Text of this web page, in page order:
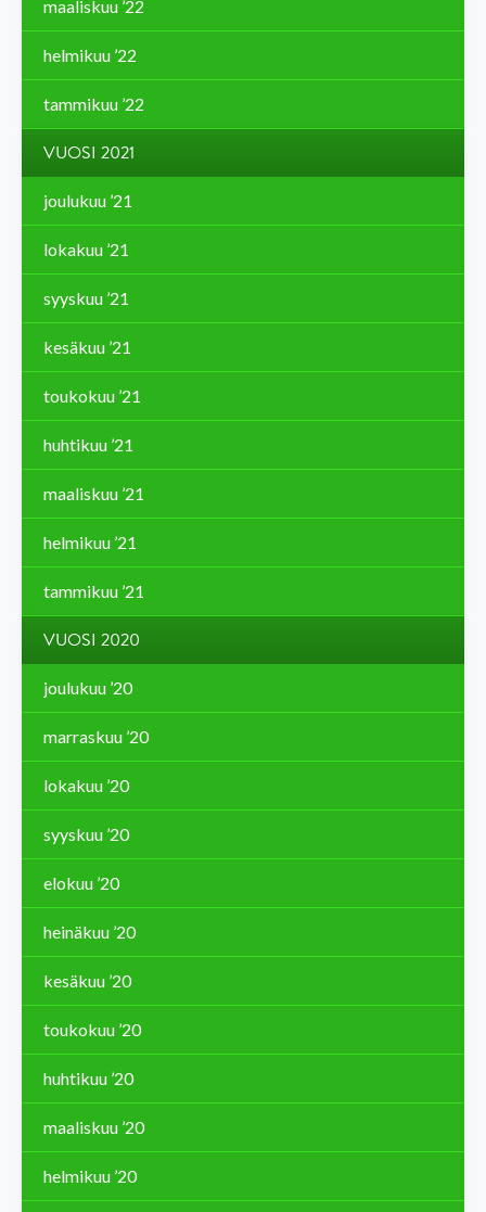
maaliskuu ’22
helmikuu ’22
tammikuu ’22
VUOSI 2021
joulukuu ’21
lokakuu ’21
syyskuu ’21
kesäkuu ’21
toukokuu ’21
huhtikuu ’21
maaliskuu ’21
helmikuu ’21
tammikuu ’21
VUOSI 2020
joulukuu ’20
marraskuu ’20
lokakuu ’20
syyskuu ’20
elokuu ’20
heinäkuu ’20
kesäkuu ’20
toukokuu ’20
huhtikuu ’20
maaliskuu ’20
helmikuu ’20